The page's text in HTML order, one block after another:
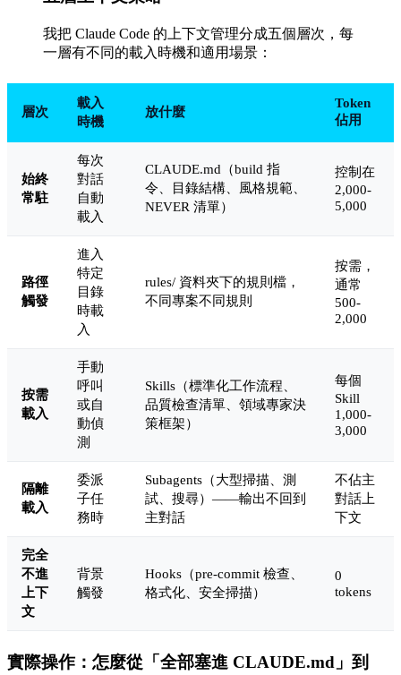
我把 Claude Code 的上下文管理分成五個層次，每
一層有不同的載入時機和適用場景：
層次
載入
時機
放什麼
Token
佔用
始終
常駐
每次
對話
自動
載入
CLAUDE.md（build 指
令、目錄結構、風格規範、
NEVER 清單）
控制在
2,000-
5,000
路徑
觸發
進入
特定
目錄
時載
入
rules/ 資料夾下的規則檔，
不同專案不同規則
按需，
通常
500-
2,000
按需
載入
手動
呼叫
或自
動偵
測
Skills（標準化工作流程、
品質檢查清單、領域專家決
策框架）
每個
Skill
1,000-
3,000
隔離
載入
委派
子任
務時
Subagents（大型掃描、測
試、搜尋）——輸出不回到
主對話
不佔主
對話上
下文
完全
不進
上下
文
背景
觸發
Hooks（pre-commit 檢查、
格式化、安全掃描）
0
tokens
實際操作：怎麼從「全部塞進 CLAUDE.md」到